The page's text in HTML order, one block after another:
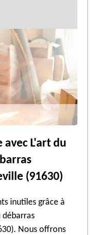
avec L'art du
(91630)
inutiles grâce à
débarras
Nous offrons